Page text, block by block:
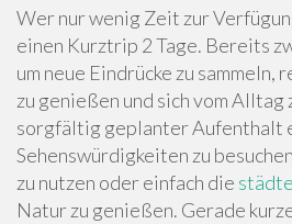
Wer nur wenig Zeit zur
einen Kurztrip 2 Tage. Bereits
um neue Eindrücke zu
zu genießen und sich vom Alltag
sorgfältig geplanter Aufenthalt
Sehenswürdigkeiten zu
zu nutzen oder einfach die
Natur zu genießen. Gerade